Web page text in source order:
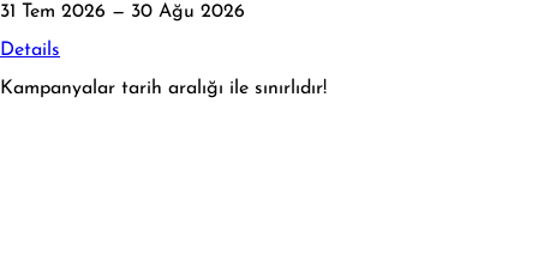
31 Tem 2026 — 30 Ağu 2026
Details
Kampanyalar tarih aralığı ile sınırlıdır!